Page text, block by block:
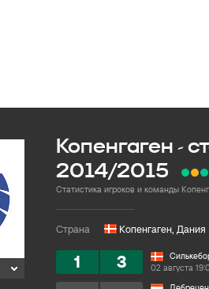
Копенгаген -
2014/2015
Статистика игроков и команды
Страна Копенгаген, Дания
1 3
02 августа